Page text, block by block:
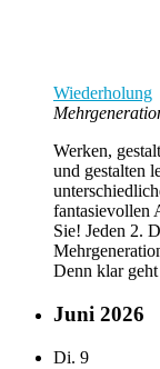
Wiederholung
Werken,
und gestalten
fantasievollen
Sie! Jeden 2.
Denn klar
Juni 2026
Di. 9